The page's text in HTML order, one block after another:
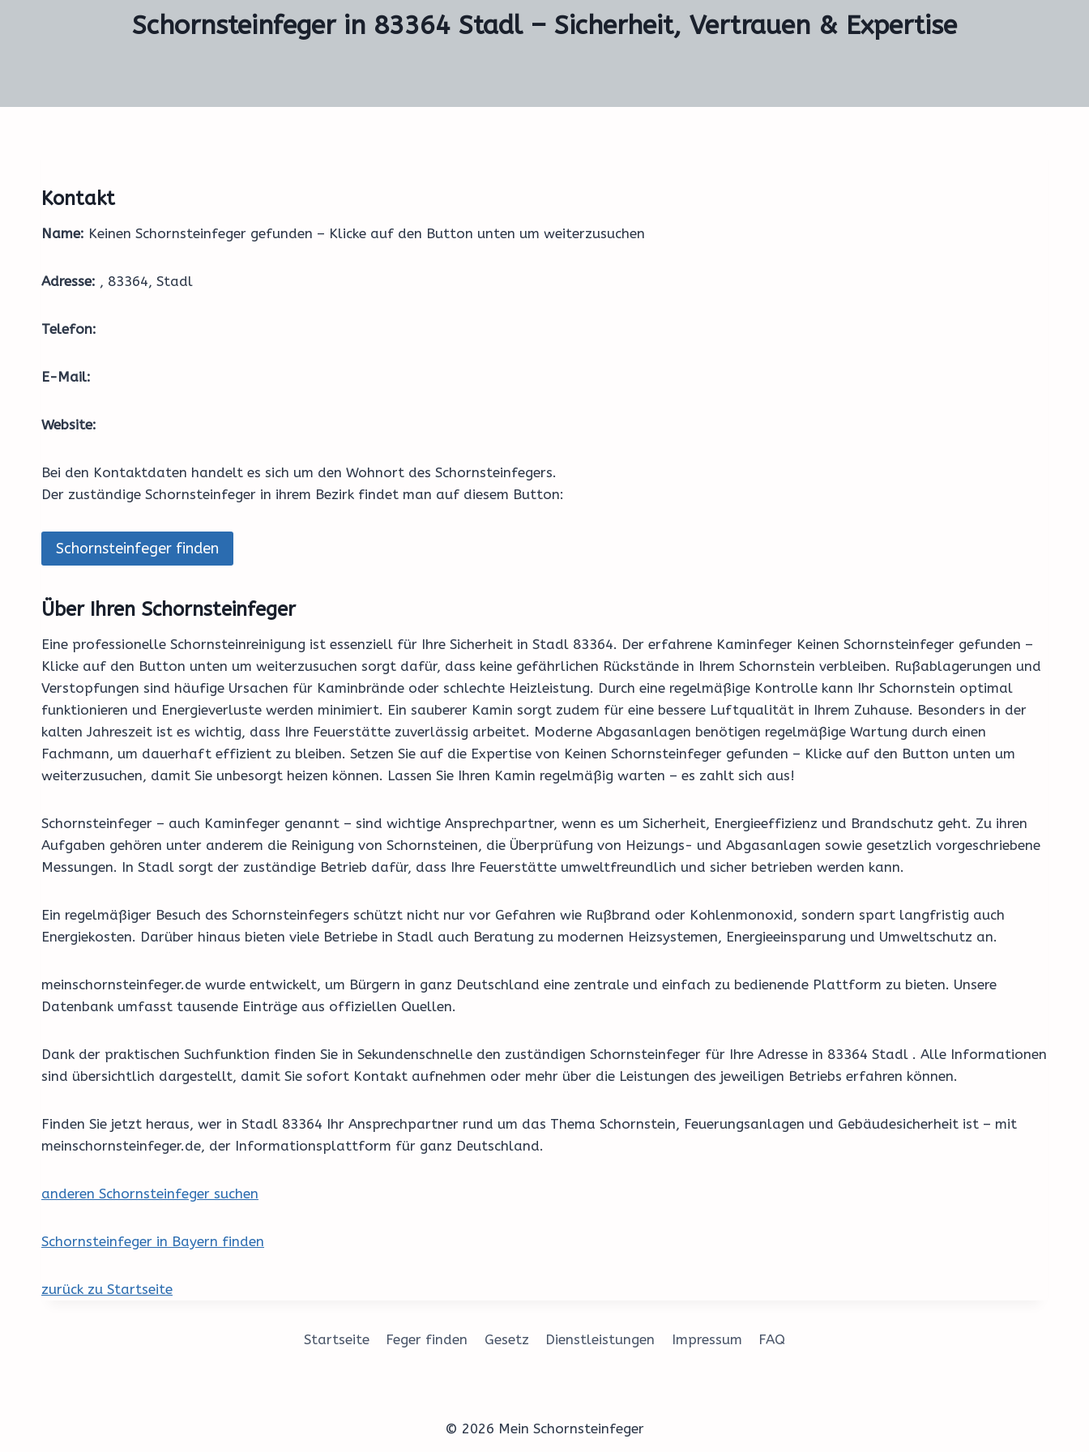
Schornsteinfeger in 83364 Stadl – Sicherheit, Vertrauen & Expertise
Kontakt
Name: Keinen Schornsteinfeger gefunden – Klicke auf den Button unten um weiterzusuchen
Adresse: , 83364, Stadl
Telefon:
E-Mail:
Website:
Bei den Kontaktdaten handelt es sich um den Wohnort des Schornsteinfegers.
Der zuständige Schornsteinfeger in ihrem Bezirk findet man auf diesem Button:
Schornsteinfeger finden
Über Ihren Schornsteinfeger
Eine professionelle Schornsteinreinigung ist essenziell für Ihre Sicherheit in Stadl 83364. Der erfahrene Kaminfeger Keinen Schornsteinfeger gefunden –
Klicke auf den Button unten um weiterzusuchen sorgt dafür, dass keine gefährlichen Rückstände in Ihrem Schornstein verbleiben. Rußablagerungen und
Verstopfungen sind häufige Ursachen für Kaminbrände oder schlechte Heizleistung. Durch eine regelmäßige Kontrolle kann Ihr Schornstein optimal
funktionieren und Energieverluste werden minimiert. Ein sauberer Kamin sorgt zudem für eine bessere Luftqualität in Ihrem Zuhause. Besonders in der
kalten Jahreszeit ist es wichtig, dass Ihre Feuerstätte zuverlässig arbeitet. Moderne Abgasanlagen benötigen regelmäßige Wartung durch einen
Fachmann, um dauerhaft effizient zu bleiben. Setzen Sie auf die Expertise von Keinen Schornsteinfeger gefunden – Klicke auf den Button unten um
weiterzusuchen, damit Sie unbesorgt heizen können. Lassen Sie Ihren Kamin regelmäßig warten – es zahlt sich aus!
Schornsteinfeger – auch Kaminfeger genannt – sind wichtige Ansprechpartner, wenn es um Sicherheit, Energieeffizienz und Brandschutz geht. Zu ihren
Aufgaben gehören unter anderem die Reinigung von Schornsteinen, die Überprüfung von Heizungs- und Abgasanlagen sowie gesetzlich vorgeschriebene
Messungen. In Stadl sorgt der zuständige Betrieb dafür, dass Ihre Feuerstätte umweltfreundlich und sicher betrieben werden kann.
Ein regelmäßiger Besuch des Schornsteinfegers schützt nicht nur vor Gefahren wie Rußbrand oder Kohlenmonoxid, sondern spart langfristig auch
Energiekosten. Darüber hinaus bieten viele Betriebe in Stadl auch Beratung zu modernen Heizsystemen, Energieeinsparung und Umweltschutz an.
meinschornsteinfeger.de wurde entwickelt, um Bürgern in ganz Deutschland eine zentrale und einfach zu bedienende Plattform zu bieten. Unsere
Datenbank umfasst tausende Einträge aus offiziellen Quellen.
Dank der praktischen Suchfunktion finden Sie in Sekundenschnelle den zuständigen Schornsteinfeger für Ihre Adresse in 83364 Stadl . Alle Informationen
sind übersichtlich dargestellt, damit Sie sofort Kontakt aufnehmen oder mehr über die Leistungen des jeweiligen Betriebs erfahren können.
Finden Sie jetzt heraus, wer in Stadl 83364 Ihr Ansprechpartner rund um das Thema Schornstein, Feuerungsanlagen und Gebäudesicherheit ist – mit
meinschornsteinfeger.de, der Informationsplattform für ganz Deutschland.
anderen Schornsteinfeger suchen
Schornsteinfeger in Bayern finden
zurück zu Startseite
Startseite Feger finden Gesetz Dienstleistungen Impressum FAQ
© 2026 Mein Schornsteinfeger